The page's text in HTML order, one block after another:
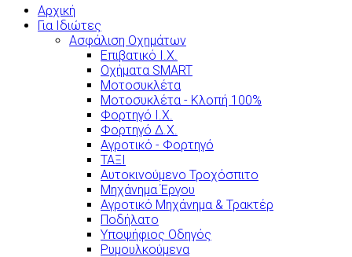
Αρχική
Για Ιδιώτες
Ασφάλιση Οχημάτων
Επιβατικό Ι.Χ.
Οχήματα SMART
Μοτοσυκλέτα
Μοτοσυκλέτα - Κλοπή 100%
Φορτηγό Ι.Χ.
Φορτηγό Δ.Χ.
Αγροτικό - Φορτηγό
ΤΑΞΙ
Αυτοκινούμενο Τροχόσπιτο
Μηχάνημα Έργου
Αγροτικό Μηχάνημα & Τρακτέρ
Ποδήλατο
Υποψήφιος Οδηγός
Ρυμουλκούμενα